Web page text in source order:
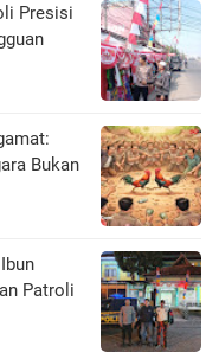
Presisi
Bukan
Patroli